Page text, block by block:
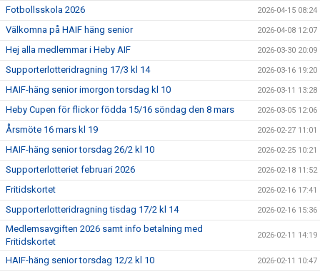
Fotbollsskola 2026 2026-04-15 08:24
Välkomna på HAIF häng senior 2026-04-08 12:07
Hej alla medlemmar i Heby AIF 2026-03-30 20:09
Supporterlotteridragning 17/3 kl 14 2026-03-16 19:20
HAIF-häng senior imorgon torsdag kl 10 2026-03-11 13:28
Heby Cupen för flickor födda 15/16 söndag den 8 mars 2026-03-05 12:06
Årsmöte 16 mars kl 19 2026-02-27 11:01
HAIF-häng senior torsdag 26/2 kl 10 2026-02-25 10:21
Supporterlotteriet februari 2026 2026-02-18 11:52
Fritidskortet 2026-02-16 17:41
Supporterlotteridragning tisdag 17/2 kl 14 2026-02-16 15:36
Medlemsavgiften 2026 samt info betalning med
Fritidskortet
2026-02-11 14:19
HAIF-häng senior torsdag 12/2 kl 10 2026-02-11 10:47